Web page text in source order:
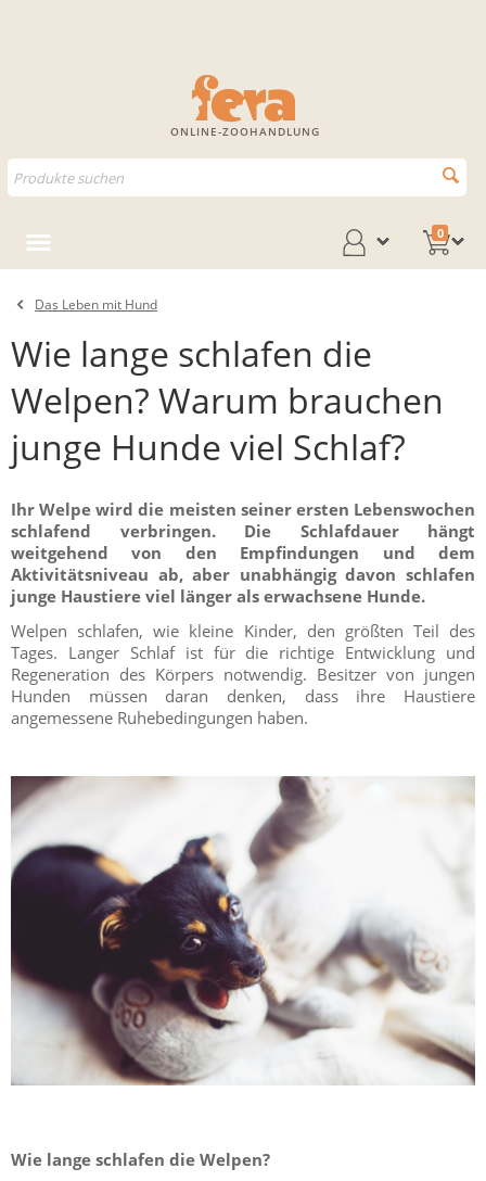
ONLINE-ZOOHANDLUNG
0
Das Leben mit Hund
Wie lange schlafen die
Welpen? Warum brauchen
junge Hunde viel Schlaf?
Ihr Welpe wird die meisten seiner ersten Lebenswochen
schlafend verbringen. Die Schlafdauer hängt
weitgehend von den Empfindungen und dem
Aktivitätsniveau ab, aber unabhängig davon schlafen
junge Haustiere viel länger als erwachsene Hunde.
Welpen schlafen, wie kleine Kinder, den größten Teil des
Tages. Langer Schlaf ist für die richtige Entwicklung und
Regeneration des Körpers notwendig. Besitzer von jungen
Hunden müssen daran denken, dass ihre Haustiere
angemessene Ruhebedingungen haben.
Wie lange schlafen die Welpen?